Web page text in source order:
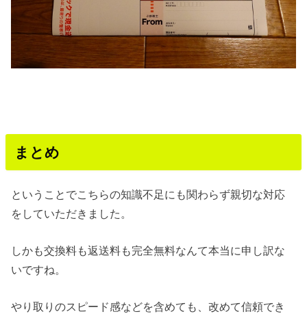
まとめ
ということでこちらの知識不足にも関わらず親切な対応
をしていただきました。
しかも交換料も返送料も完全無料なんて本当に申し訳な
いですね。
やり取りのスピード感などを含めても、改めて信頼でき